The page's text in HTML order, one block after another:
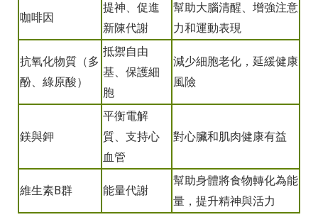
咖啡因
提神、促進
新陳代謝
幫助大腦清醒、增強注意
力和運動表現
抗氧化物質（多
酚、綠原酸）
抵禦自由
基、保護細
胞
減少細胞老化，延緩健康
風險
鎂與鉀
平衡電解
質、支持心
血管
對心臟和肌肉健康有益
維生素B群 能量代謝
幫助身體將食物轉化為能
量，提升精神與活力